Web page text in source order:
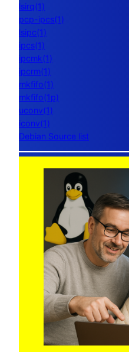
lsirq(1)
pcp-ipcs(1)
lsipc(1)
ipcs(1)
ipcmk(1)
ipcrm(1)
mkfifo(1)
mkfifo(1p)
uconv(1)
iconv(1)
Debian Source list